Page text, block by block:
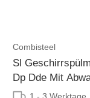
Combisteel
Sl
Dp Dde Mit
Spülmitteldosierer